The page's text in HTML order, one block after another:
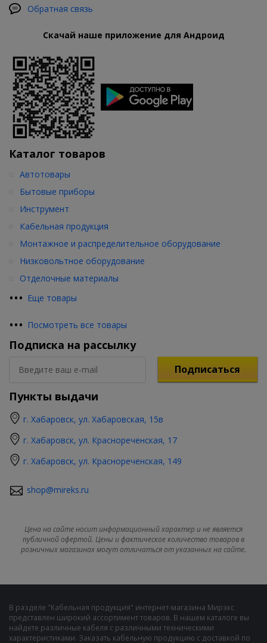
Обратная связь
Скачай наше приложение для Андроид
Каталог товаров
••• Еще товары
Автотовары
Бытовые приборы
Инструмент
Кабельная продукция
Монтажное и распределительное оборудование
Низковольтное оборудование
Отделочные материалы
••• Посмотреть все товары
Подписка на рассылку
Подписаться
Пункты выдачи
г. Хабаровск, ул. Хабаровская, 15в
г. Хабаровск, ул. Краснореченская, 17
г. Хабаровск, ул. Краснореченская, 149
shop@mireks.ru
Цена на сайте носит информационный характер и не является
публичной офертой. Цены и фактическое количество товаров в
розничных магазинах могут отличаться от указанных на сайте.
В разделе "Кабельная продукция" интернет-магазина Мирэкс
представлен широкий ассортимент товаров. В нашем каталоге вы
найдете различные кабеля с различными техническими
характеристиками. Заказать кабельную продукцию с доставкой по